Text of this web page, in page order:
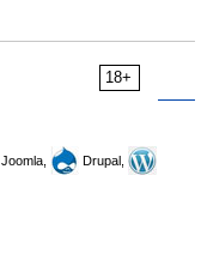
18+
Joomla,
Drupal,